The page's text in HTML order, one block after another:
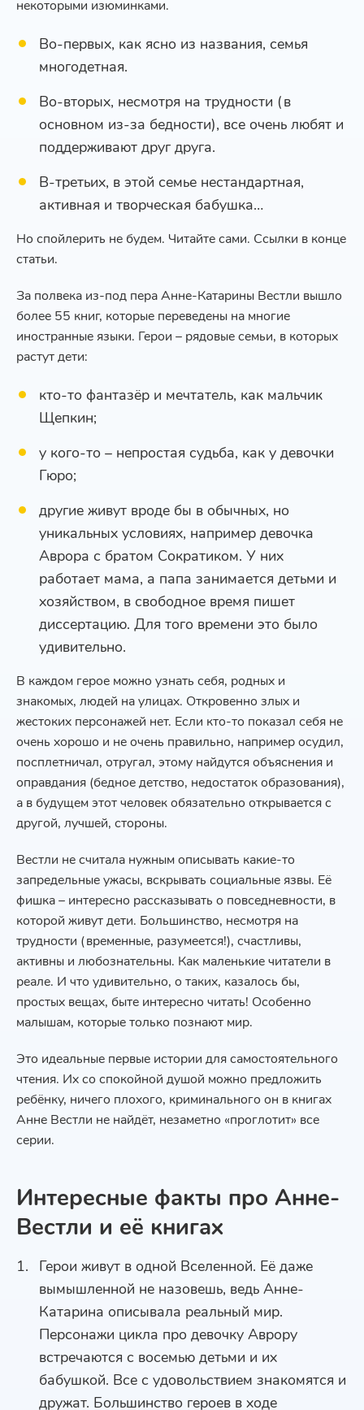
некоторыми изюминками.
Во-первых, как ясно из названия, семья
многодетная.
Во-вторых, несмотря на трудности (в
основном из-за бедности), все очень любят и
поддерживают друг друга.
В-третьих, в этой семье нестандартная,
активная и творческая бабушка…
Но спойлерить не будем. Читайте сами. Ссылки в конце
статьи.
За полвека из-под пера Анне-Катарины Вестли вышло
более 55 книг, которые переведены на многие
иностранные языки. Герои – рядовые семьи, в которых
растут дети:
кто-то фантазёр и мечтатель, как мальчик
Щепкин;
у кого-то – непростая судьба, как у девочки
Гюро;
другие живут вроде бы в обычных, но
уникальных условиях, например девочка
Аврора с братом Сократиком. У них
работает мама, а папа занимается детьми и
хозяйством, в свободное время пишет
диссертацию. Для того времени это было
удивительно.
В каждом герое можно узнать себя, родных и
знакомых, людей на улицах. Откровенно злых и
жестоких персонажей нет. Если кто-то показал себя не
очень хорошо и не очень правильно, например осудил,
посплетничал, отругал, этому найдутся объяснения и
оправдания (бедное детство, недостаток образования),
а в будущем этот человек обязательно открывается с
другой, лучшей, стороны.
Вестли не считала нужным описывать какие-то
запредельные ужасы, вскрывать социальные язвы. Её
фишка – интересно рассказывать о повседневности, в
которой живут дети. Большинство, несмотря на
трудности (временные, разумеется!), счастливы,
активны и любознательны. Как маленькие читатели в
реале. И что удивительно, о таких, казалось бы,
простых вещах, быте интересно читать! Особенно
малышам, которые только познают мир.
Это идеальные первые истории для самостоятельного
чтения. Их со спокойной душой можно предложить
ребёнку, ничего плохого, криминального он в книгах
Анне Вестли не найдёт, незаметно «проглотит» все
серии.
Интересные факты про Анне-
Вестли и её книгах
Герои живут в одной Вселенной. Её даже
вымышленной не назовешь, ведь Анне-
Катарина описывала реальный мир.
Персонажи цикла про девочку Аврору
встречаются с восемью детьми и их
бабушкой. Все с удовольствием знакомятся и
дружат. Большинство героев в ходе